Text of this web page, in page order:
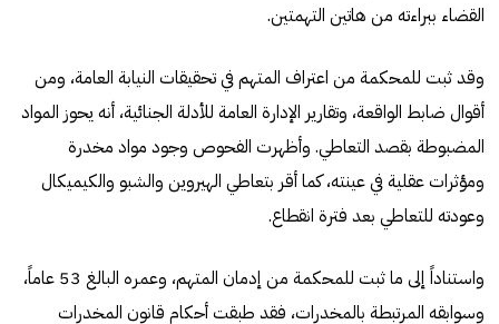
القضاء ببراءته من هاتين التهمتين.
وقد ثبت للمحكمة من اعتراف المتهم في تحقيقات النيابة العامة، ومن
أقوال ضابط الواقعة، وتقارير الإدارة العامة للأدلة الجنائية، أنه يحوز المواد
المضبوطة بقصد التعاطي. وأظهرت الفحوص وجود مواد مخدرة
ومؤثرات عقلية في عينته، كما أقر بتعاطي الهيروين والشبو والكيميكال
وعودته للتعاطي بعد فترة انقطاع.
واستناداً إلى ما ثبت للمحكمة من إدمان المتهم، وعمره البالغ 53 عاماً،
وسوابقه المرتبطة بالمخدرات، فقد طبقت أحكام قانون المخدرات